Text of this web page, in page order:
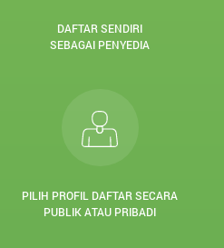
DAFTAR SENDIRI
SEBAGAI PENYEDIA
PILIH PROFIL DAFTAR SECARA
PUBLIK ATAU PRIBADI